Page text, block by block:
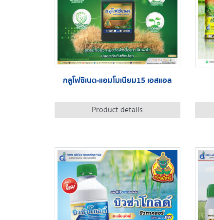
กลูโฟซิเนต-แอมโมเนียม15 เอสแอล
Product details